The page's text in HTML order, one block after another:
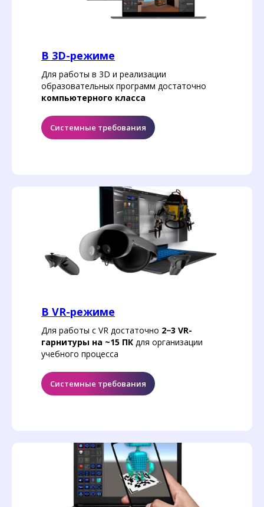
В 3D-режиме
Для работы в 3D и реализации
образовательных программ достаточно
компьютерного класса
Системные требования
В VR-режиме
Для работы с VR достаточно 2−3 VR-
гарнитуры на ~15 ПК для организации
учебного процесса
Системные требования